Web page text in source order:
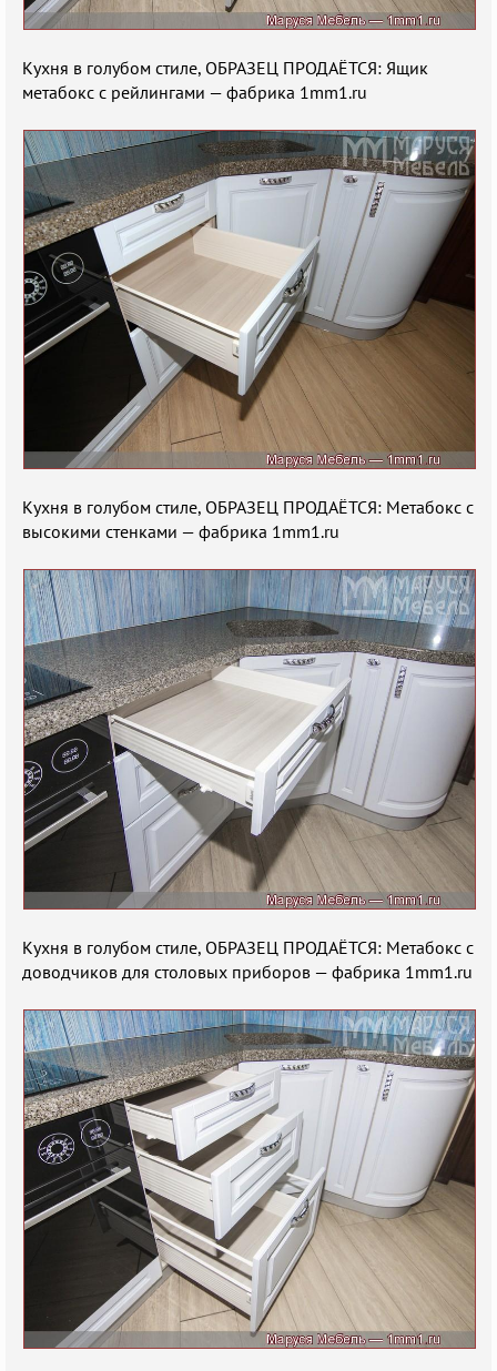
Кухня в голубом стиле, ОБРАЗЕЦ ПРОДАЁТСЯ: Ящик
метабокс с рейлингами — фабрика 1mm1.ru
Кухня в голубом стиле, ОБРАЗЕЦ ПРОДАЁТСЯ: Метабокс с
высокими стенками — фабрика 1mm1.ru
Кухня в голубом стиле, ОБРАЗЕЦ ПРОДАЁТСЯ: Метабокс с
доводчиков для столовых приборов — фабрика 1mm1.ru